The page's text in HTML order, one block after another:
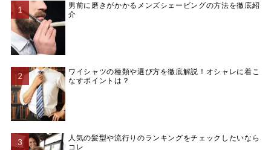
男前に磨きがかかるメンズシェービングの方法を徹底紹
介
ワイシャツの種類や選び方を徹底解説！オシャレに着こ
なすポイントは？
人気の髪型や流行りのランキングをチェックしたいなら
コレ